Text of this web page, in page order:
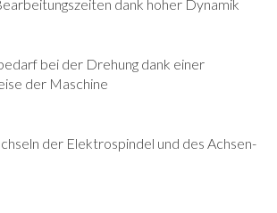
dank hoher Dynamik
bei der Drehung dank einer
der Maschine
der Elektrospindel und des Achsen-